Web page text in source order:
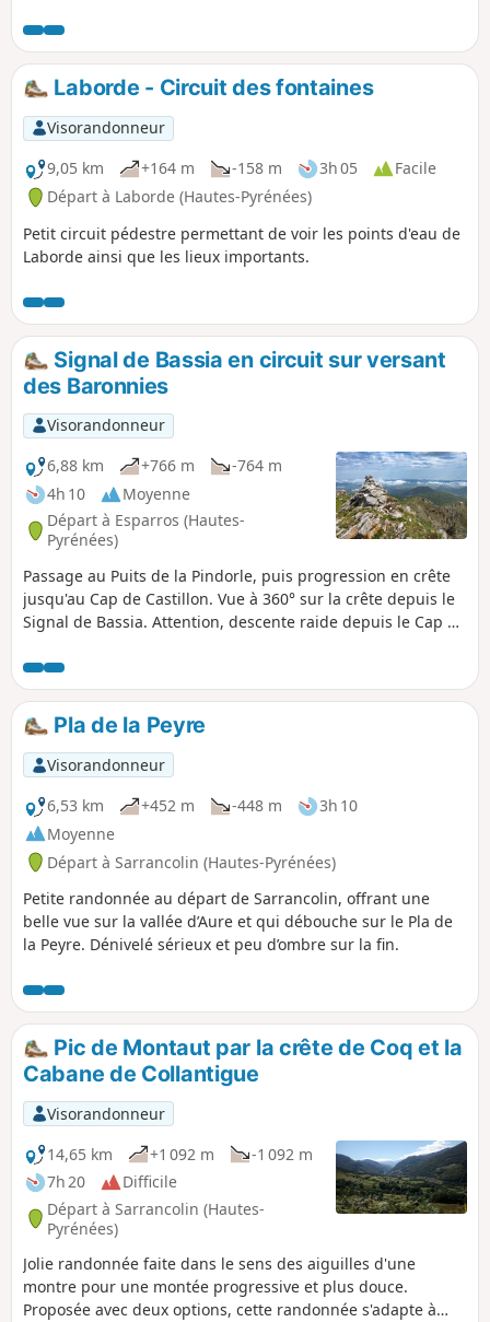
forêts et prairies, la promenade sera
bucolique !
Laborde - Circuit des fontaines
Visorandonneur
9,05 km
+164 m -158 m 3h 05
Facile
Départ à Laborde (Hautes-Pyrénées)
Petit circuit pédestre permettant de voir les points d'eau de
Laborde ainsi que les lieux importants.
Signal de Bassia en circuit sur versant
des Baronnies
Visorandonneur
6,88 km
+766 m
-764 m
4h 10
Moyenne
Départ à Esparros (Hautes-
Pyrénées)
Passage au Puits de la Pindorle, puis progression en crête
jusqu'au Cap de Castillon. Vue à 360° sur la crête depuis le
Signal de Bassia. Attention, descente raide depuis le Cap de
Pla de la Peyre
Visorandonneur
6,53 km
+452 m -448 m
3h 10
Moyenne
Départ à Sarrancolin (Hautes-Pyrénées)
Petite randonnée au départ de Sarrancolin, offrant une
belle vue sur la vallée d’Aure et qui débouche sur le Pla de
la Peyre. Dénivelé sérieux et peu d’ombre sur la fin.
Pic de Montaut par la crête de Coq et la
Cabane de Collantigue
Visorandonneur
14,65 km
+1 092 m
-1 092 m
7h 20
Difficile
Départ à Sarrancolin (Hautes-
Pyrénées)
Jolie randonnée faite dans le sens des aiguilles d'une
montre pour une montée progressive et plus douce.
Proposée avec deux options, cette randonnée s'adapte à